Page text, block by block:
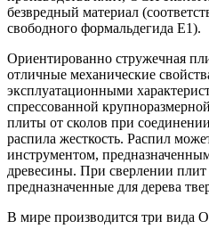
безвредный материал
свободного формальдегида Е1).
Ориентированно стружечная
отличные механические
эксплуатационными
спрессованной
плиты от сколов при
распила жесткость. Распил
инструментом,
древесины. При сверлении
предназначенные для дерева
В мире производится три вида